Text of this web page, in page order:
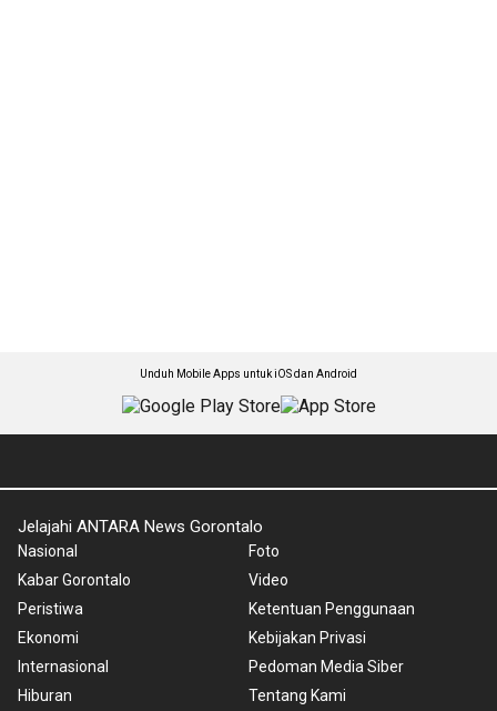
Unduh Mobile Apps untuk iOS dan Android
Jelajahi ANTARA News Gorontalo
Nasional
Kabar Gorontalo
Peristiwa
Ekonomi
Internasional
Hiburan
Foto
Video
Ketentuan Penggunaan
Kebijakan Privasi
Pedoman Media Siber
Tentang Kami